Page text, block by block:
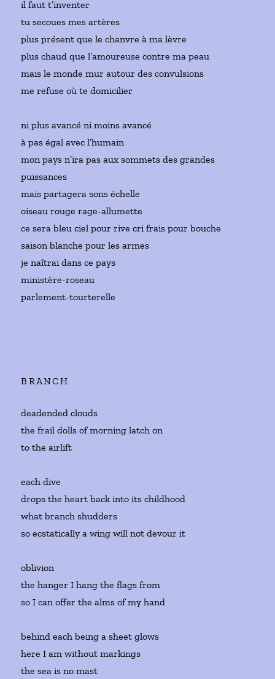
il faut t’inventer
tu secoues mes artères
plus présent que le chanvre à ma lèvre
plus chaud que l’amoureuse contre ma peau
mais le monde mur autour des convulsions
me refuse où te domicilier
ni plus avancé ni moins avancé
à pas égal avec l’humain
mon pays n’ira pas aux sommets des grandes
puissances
mais partagera sons échelle
oiseau rouge rage-allumette
ce sera bleu ciel pour rive cri frais pour bouche
saison blanche pour les armes
je naîtrai dans ce pays
ministère-roseau
parlement-tourterelle
BRANCH
deadended clouds
the frail dolls of morning latch on
to the airlift
each dive
drops the heart back into its childhood
what branch shudders
so ecstatically a wing will not devour it
oblivion
the hanger I hang the flags from
so I can offer the alms of my hand
behind each being a sheet glows
here I am without markings
the sea is no mast